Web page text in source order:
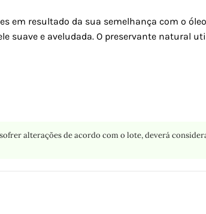
em resultado da sua semelhança com o
suave e aveludada. O preservante natural
alterações de acordo com o lote, deverá